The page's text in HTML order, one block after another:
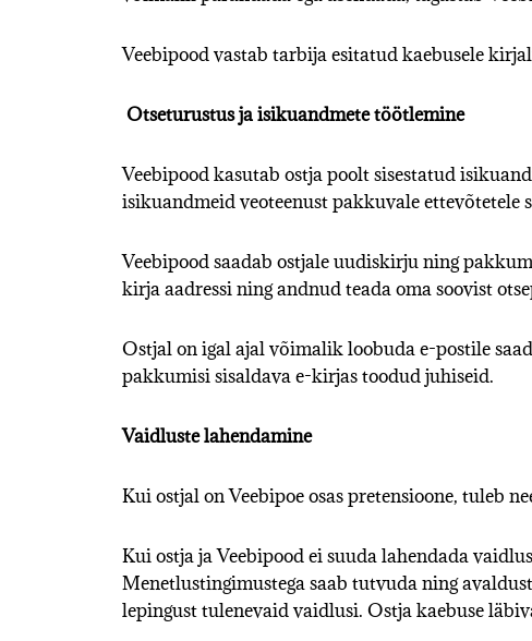
Veebipood vastab tarbija esitatud kaebusele
Otseturustus ja isikuandmete töötlemine
Veebipood kasutab ostja poolt sisestatud
isikuandmeid veoteenust pakkuvale ettevõtetele
Veebipood saadab ostjale uudiskirju ning
kirja aadressi ning andnud teada oma soovist
Ostjal on igal ajal võimalik loobuda e-postile
pakkumisi sisaldava e-kirjas toodud juhiseid.
Vaidluste lahendamine
Kui ostjal on Veebipoe osas pretensioone, tuleb
Kui ostja ja Veebipood ei suuda lahendada
Menetlustingimustega saab tutvuda ning
lepingust tulenevaid vaidlusi. Ostja kaebuse